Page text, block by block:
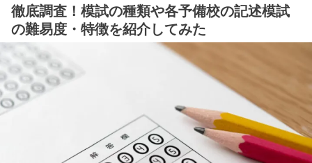
徹底調査！模試の種類や各予備校の記述模試
の難易度・特徴を紹介してみた